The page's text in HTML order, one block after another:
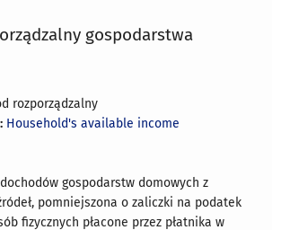
gospodarstwa
rozporządzalny
Household's available income
gospodarstw domowych z
pomniejszona o zaliczki na podatek
fizycznych płacone przez płatnika w